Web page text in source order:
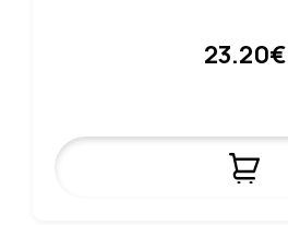
23.20€